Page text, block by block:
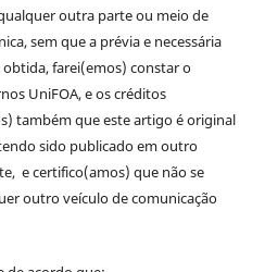
outra parte ou meio de
sem que a prévia e necessária
obtida, farei(emos) constar o
UniFOA, e os créditos
também que este artigo é original
sido publicado em outro
e certifico(amos) que não se
outro veículo de comunicação